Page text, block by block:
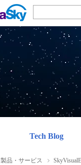
Tech Blog
製品・サービス